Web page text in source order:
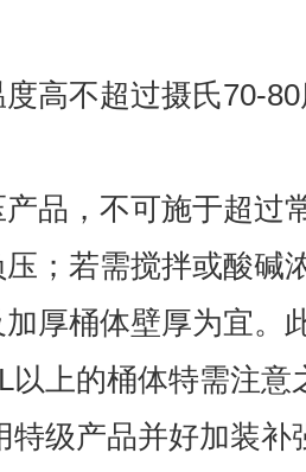
高不超过摄氏70-
品，不可施于超过
；若需搅拌或酸碱
厚桶体壁厚为宜。
以上的桶体特需注
特级产品并好加装补